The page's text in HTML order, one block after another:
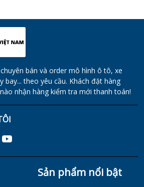
bán và order mô hình ô tô, xe
bay... theo yêu cầu. Khách đặt hàng
nhận hàng kiểm tra mới thanh toán!
Sản phẩm nổi bật